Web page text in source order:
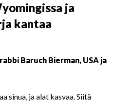
ja
kantaa
Baruch Bierman, USA ja
sinua, ja alat kasvaa. Siitä